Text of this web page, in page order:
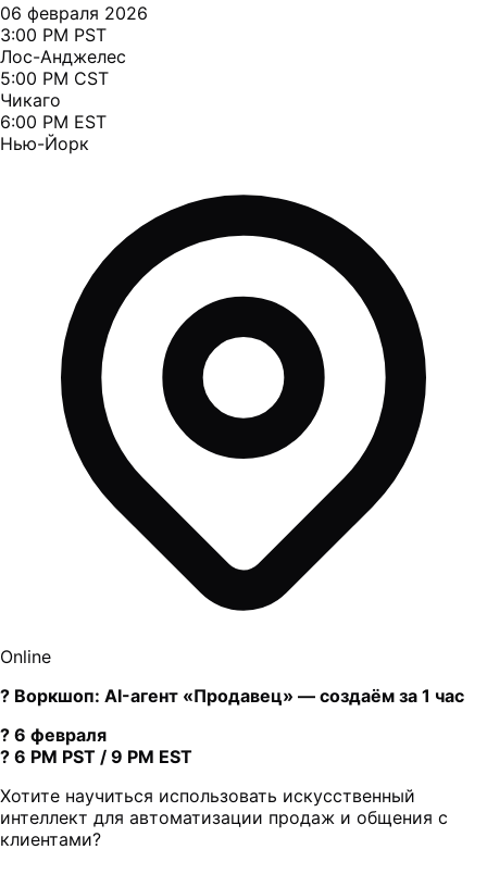
06 февраля 2026
3:00 PM PST
Лос-Анджелес
5:00 PM CST
Чикаго
6:00 PM EST
Нью-Йорк
Online
? Воркшоп: AI-агент «Продавец» — создаём за 1 час
? 6 февраля
? 6 PM PST / 9 PM EST
Хотите научиться использовать искусственный
интеллект для автоматизации продаж и общения с
клиентами?